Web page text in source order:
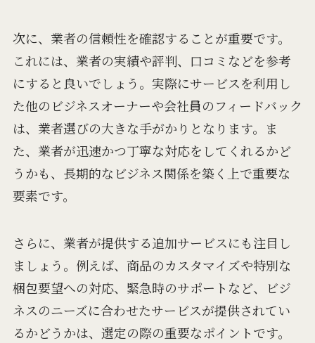
次に、業者の信頼性を確認することが重要です。
これには、業者の実績や評判、口コミなどを参考
にすると良いでしょう。実際にサービスを利用し
た他のビジネスオーナーや会社員のフィードバック
は、業者選びの大きな手がかりとなります。ま
た、業者が迅速かつ丁寧な対応をしてくれるかど
うかも、長期的なビジネス関係を築く上で重要な
要素です。
さらに、業者が提供する追加サービスにも注目し
ましょう。例えば、商品のカスタマイズや特別な
梱包要望への対応、緊急時のサポートなど、ビジ
ネスのニーズに合わせたサービスが提供されてい
るかどうかは、選定の際の重要なポイントです。